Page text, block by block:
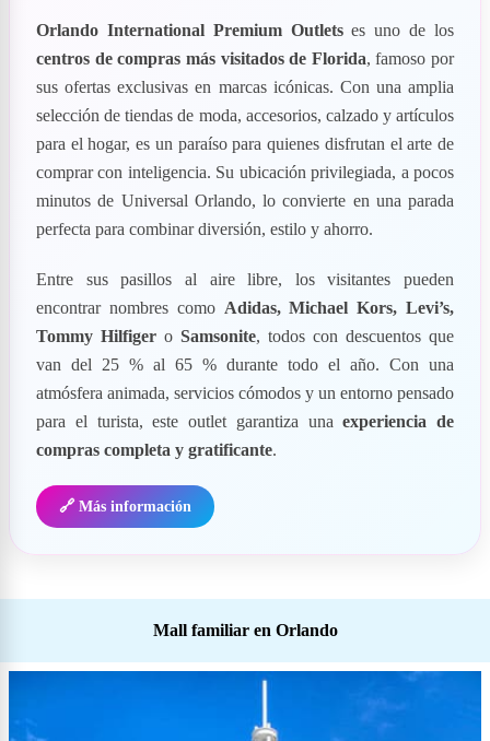
Orlando International Premium Outletses uno de los
centros de compras más visitados de Florida, famoso por
sus ofertas exclusivas en marcas icónicas. Con una amplia
selección de tiendas de moda, accesorios, calzado y artículos
para el hogar, es un paraíso para quienes disfrutan el arte de
comprar con inteligencia. Su ubicación privilegiada, a pocos
minutos de Universal Orlando, lo convierte en una parada
perfecta para combinar diversión, estilo y ahorro.
Entre sus pasillos al aire libre, los visitantes pueden
encontrar nombres como Adidas, Michael Kors, Levi’s,
Tommy Hilfiger o Samsonite, todos con descuentos que
van del 25 % al 65 % durante todo el año. Con una
atmósfera animada, servicios cómodos y un entorno pensado
para el turista, este outlet garantiza unaexperiencia de
compras completa y gratificante.
🔗 Más información
Mall familiar en Orlando